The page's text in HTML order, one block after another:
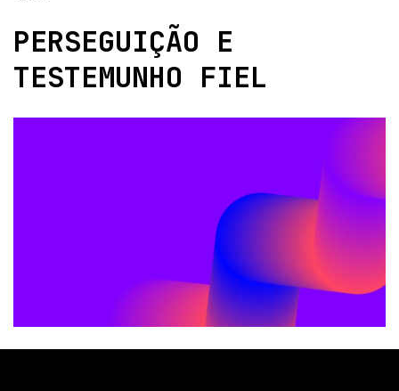
PERSEGUIÇÃO E
TESTEMUNHO FIEL